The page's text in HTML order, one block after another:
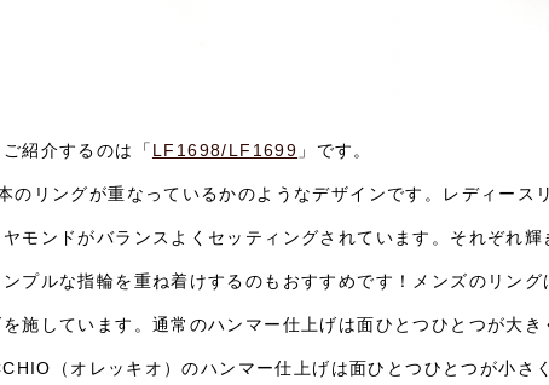
紹介するのは「 LF1698/LF1699 」です。
のリングが重なっているかのようなデザインです。レディース
ヤモンドがバランスよくセッティングされています。それぞれ
ンプルな指輪を重ね着けするのもおすすめです！メンズのリン
施しています。通常のハンマー仕上げは面ひとつひとつが大き
（オレッキオ）のハンマー仕上げは面ひとつひとつが小さ